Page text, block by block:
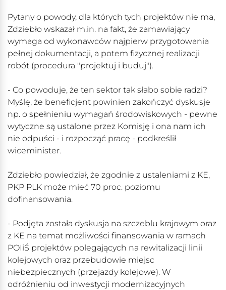
Pytany o powody, dla których tych projektów nie ma,
Zdziebło wskazał m.in. na fakt, że zamawiający
wymaga od wykonawców najpierw przygotowania
pełnej dokumentacji, a potem fizycznej realizacji
robót (procedura "projektuj i buduj").
- Co powoduje, że ten sektor tak słabo sobie radzi?
Myślę, że beneficjent powinien zakończyć dyskusje
np. o spełnieniu wymagań środowiskowych - pewne
wytyczne są ustalone przez Komisję i ona nam ich
nie odpuści - i rozpocząć pracę - podkreślił
wiceminister.
Zdziebło powiedział, że zgodnie z ustaleniami z KE,
PKP PLK może mieć 70 proc. poziomu
dofinansowania.
- Podjęta została dyskusja na szczeblu krajowym oraz
z KE na temat możliwości finansowania w ramach
POIiŚ projektów polegających na rewitalizacji linii
kolejowych oraz przebudowie miejsc
niebezpiecznych (przejazdy kolejowe). W
odróżnieniu od inwestycji modernizacyjnych